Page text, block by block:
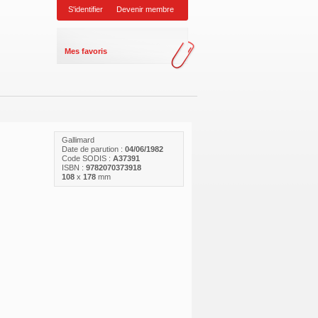
S'identifier Devenir membre
Mes favoris
Gallimard
Date de parution : 04/06/1982
Code SODIS : A37391
ISBN : 9782070373918
108x 178mm